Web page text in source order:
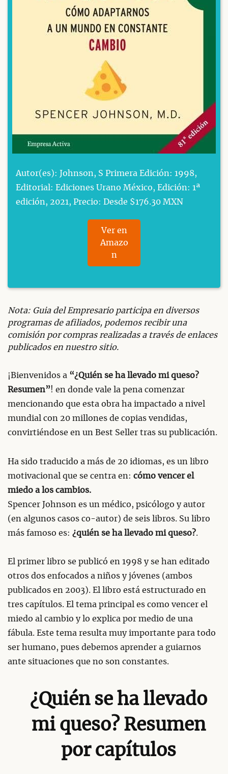
Autor(es): Johnson, S Primera Edición: 1998,
Editorial: Ediciones Urano México, Edición: 1ª
edición, 2021, Precio: Desde $176.30 MXN
Ver en
Amazo
n
Nota: Guia del Empresario participa en diversos
programas de afiliados, podemos recibir una
comisión por compras realizadas a través de enlaces
publicados en nuestro sitio.
¡Bienvenidos a “¿Quién se ha llevado mi queso?
Resumen”! en donde vale la pena comenzar
mencionando que esta obra ha impactado a nivel
mundial con 20 millones de copias vendidas,
convirtiéndose en un Best Seller tras su publicación.
Ha sido traducido a más de 20 idiomas, es un libro
motivacional que se centra en: cómo vencer el
miedo a los cambios.
Spencer Johnson es un médico, psicólogo y autor
(en algunos casos co-autor) de seis libros. Su libro
más famoso es: ¿quién se ha llevado mi queso?.
El primer libro se publicó en 1998 y se han editado
otros dos enfocados a niños y jóvenes (ambos
publicados en 2003). El libro está estructurado en
tres capítulos. El tema principal es como vencer el
miedo al cambio y lo explica por medio de una
fábula. Este tema resulta muy importante para todo
ser humano, pues debemos aprender a guiarnos
ante situaciones que no son constantes.
¿Quién se ha llevado
mi queso? Resumen
por capítulos